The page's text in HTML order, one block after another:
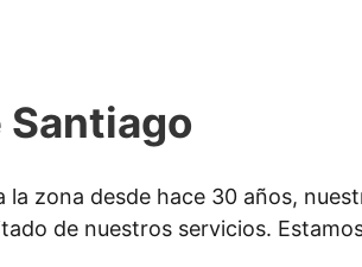
la zona desde hace 30 años,
de nuestros servicios.